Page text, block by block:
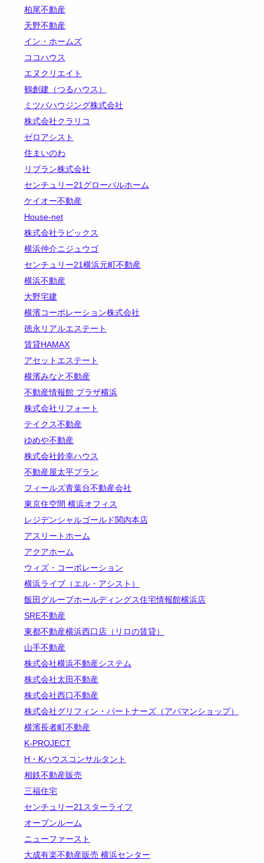
柏尾不動産
天野不動産
イン・ホームズ
ココハウス
エヌクリエイト
鶴創建（つるハウス）
ミツバハウジング株式会社
株式会社クラリコ
ゼロアシスト
住まいのわ
リブラン株式会社
センチュリー21グローバルホーム
ケイオー不動産
House-net
株式会社ラビックス
横浜仲介ニジュウゴ
センチュリー21横浜元町不動産
横浜不動産
大野宅建
横濱コーポレーション株式会社
徳永リアルエステート
賃貸HAMAX
アセットエステート
横濱みなと不動産
不動産情報館 プラザ横浜
株式会社リフォート
テイクス不動産
ゆめや不動産
株式会社鈴幸ハウス
不動産屋太平プラン
フィールズ青葉台不動産会社
東京住空間 横浜オフィス
レジデンシャルゴールド関内本店
アスリートホーム
アクアホーム
ウィズ・コーポレーション
横浜ライブ（エル・アシスト）
飯田グループホールディングス住宅情報館横浜店
SRE不動産
東都不動産横浜西口店（リロの賃貸）
山手不動産
株式会社横浜不動産システム
株式会社太田不動産
株式会社西口不動産
株式会社グリフィン・パートナーズ（アパマンショップ）
横濱長者町不動産
K-PROJECT
H・Kハウスコンサルタント
相鉄不動産販売
三福住宅
センチュリー21スターライフ
オープンルーム
ニューファースト
大成有楽不動産販売 横浜センター